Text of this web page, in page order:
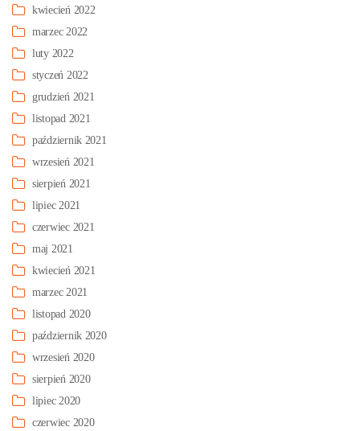
kwiecień 2022
marzec 2022
luty 2022
styczeń 2022
grudzień 2021
listopad 2021
październik 2021
wrzesień 2021
sierpień 2021
lipiec 2021
czerwiec 2021
maj 2021
kwiecień 2021
marzec 2021
listopad 2020
październik 2020
wrzesień 2020
sierpień 2020
lipiec 2020
czerwiec 2020